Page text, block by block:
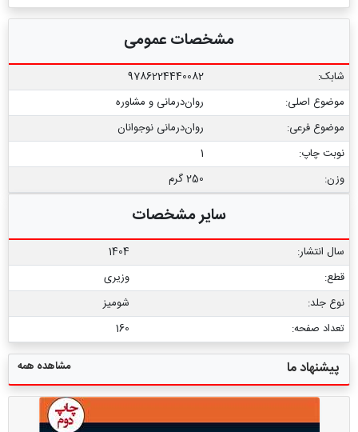
مشخصات عمومی
شابک:
9786224440082
موضوع اصلی:
روان‌درمانی و مشاوره
موضوع فرعی:
روان‌درمانی نوجوانان
نوبت چاپ:
1
وزن:
250 گرم
سایر مشخصات
سال انتشار:
1404
قطع:
وزیری
نوع جلد:
شومیز
تعداد صفحه:
160
پیشنهاد ما مشاهده همه